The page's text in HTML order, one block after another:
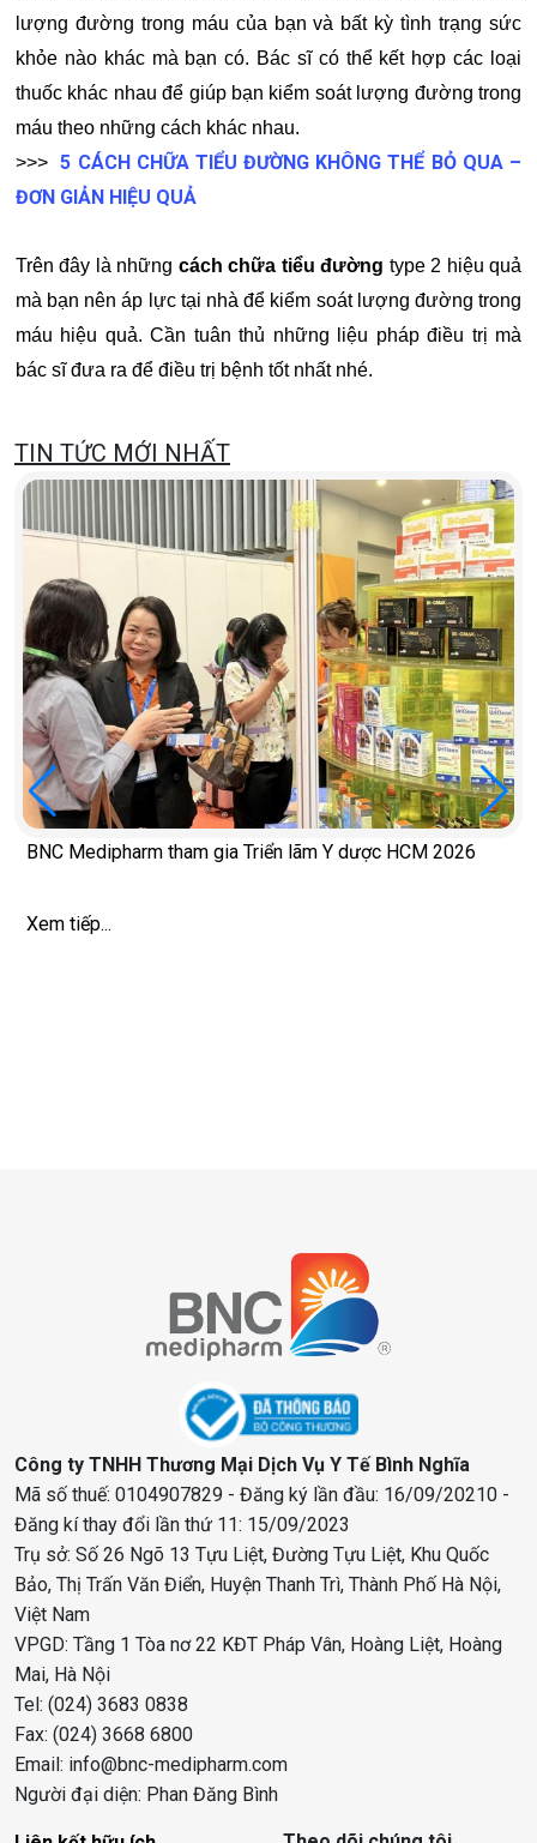
lượng đường trong máu của bạn và bất kỳ tình trạng sức
khỏe nào khác mà bạn có. Bác sĩ có thể kết hợp các loại
thuốc khác nhau để giúp bạn kiểm soát lượng đường trong
máu theo những cách khác nhau.
>>>5 CÁCH CHỮA TIỂU ĐƯỜNG KHÔNG THỂ BỎ QUA –
ĐƠN GIẢN HIỆU QUẢ
Trên đây là những cách chữa tiểu đường type 2 hiệu quả
mà bạn nên áp lực tại nhà để kiểm soát lượng đường trong
máu hiệu quả. Cần tuân thủ những liệu pháp điều trị mà
bác sĩ đưa ra để điều trị bệnh tốt nhất nhé.
TIN TỨC MỚI NHẤT
BNC Medipharm tham gia Triển lãm Y dược HCM 2026
Xem tiếp...
Công ty TNHH Thương Mại Dịch Vụ Y Tế Bình Nghĩa
Mã số thuế: 0104907829 - Đăng ký lần đầu: 16/09/20210 -
Đăng kí thay đổi lần thứ 11: 15/09/2023
Trụ sở: Số 26 Ngõ 13 Tựu Liệt, Đường Tựu Liệt, Khu Quốc
Bảo, Thị Trấn Văn Điển, Huyện Thanh Trì, Thành Phố Hà Nội,
Việt Nam
VPGD: Tầng 1 Tòa nơ 22 KĐT Pháp Vân, Hoàng Liệt, Hoàng
Mai, Hà Nội
Tel: (024) 3683 0838
Fax: (024) 3668 6800
Email: info@bnc-medipharm.com
Người đại diện: Phan Đăng Bình